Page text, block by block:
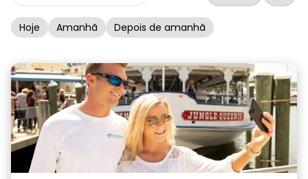
Hoje Amanhã Depois de amanhã